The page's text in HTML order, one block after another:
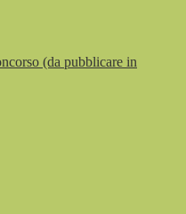
(da pubblicare in